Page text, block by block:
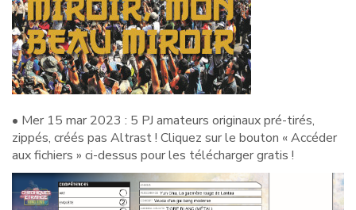
• Mer 15 mar 2023 : 5 PJ amateurs originaux pré-tirés,
zippés, créés pas Altrast ! Cliquez sur le bouton « Accéder
aux fichiers » ci-dessus pour les télécharger gratis !